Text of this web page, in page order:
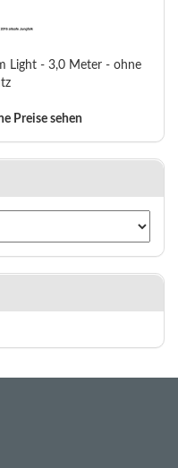
Light - 3,0 Meter - ohne
Preise sehen